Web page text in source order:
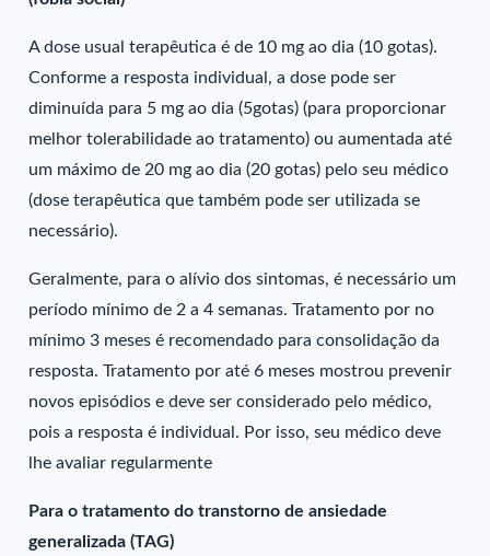
A dose usual terapêutica é de 10 mg ao dia (10 gotas).
Conforme a resposta individual, a dose pode ser
diminuída para 5 mg ao dia (5gotas) (para proporcionar
melhor tolerabilidade ao tratamento) ou aumentada até
um máximo de 20 mg ao dia (20 gotas) pelo seu médico
(dose terapêutica que também pode ser utilizada se
necessário).
Geralmente, para o alívio dos sintomas, é necessário um
período mínimo de 2 a 4 semanas. Tratamento por no
mínimo 3 meses é recomendado para consolidação da
resposta. Tratamento por até 6 meses mostrou prevenir
novos episódios e deve ser considerado pelo médico,
pois a resposta é individual. Por isso, seu médico deve
lhe avaliar regularmente
Para o tratamento do transtorno de ansiedade
generalizada (TAG)